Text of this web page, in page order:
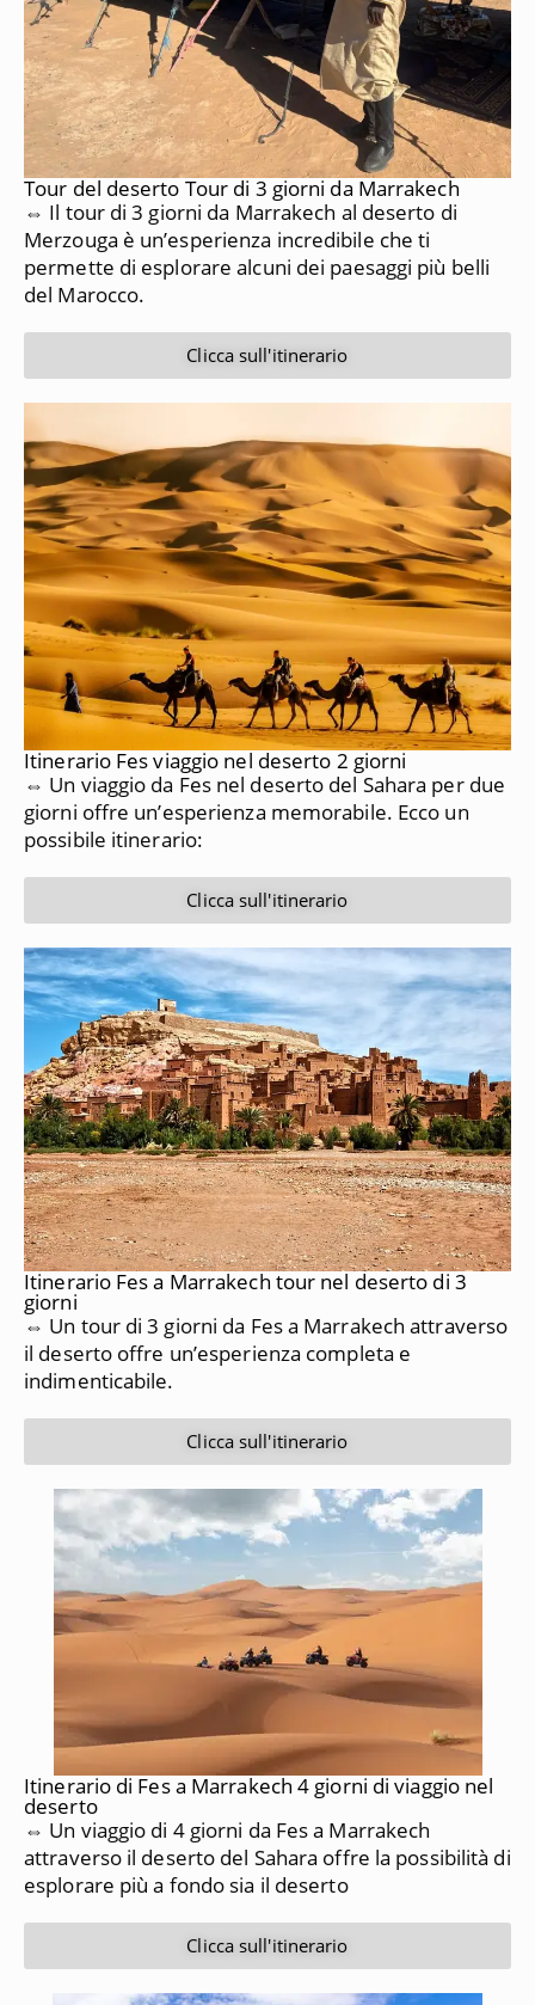
Tour del deserto Tour di 3 giorni da Marrakech
⇔ Il tour di 3 giorni da Marrakech al deserto di
Merzouga è un’esperienza incredibile che ti
permette di esplorare alcuni dei paesaggi più belli
del Marocco.
Clicca sull'itinerario
Itinerario Fes viaggio nel deserto 2 giorni
⇔ Un viaggio da Fes nel deserto del Sahara per due
giorni offre un’esperienza memorabile. Ecco un
possibile itinerario:
Clicca sull'itinerario
Itinerario Fes a Marrakech tour nel deserto di 3
giorni
⇔ Un tour di 3 giorni da Fes a Marrakech attraverso
il deserto offre un’esperienza completa e
indimenticabile.
Clicca sull'itinerario
Itinerario di Fes a Marrakech 4 giorni di viaggio nel
deserto
⇔ Un viaggio di 4 giorni da Fes a Marrakech
attraverso il deserto del Sahara offre la possibilità di
esplorare più a fondo sia il deserto
Clicca sull'itinerario